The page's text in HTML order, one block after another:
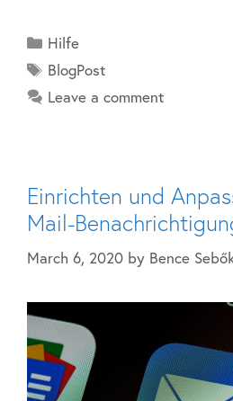
Hilfe
BlogPost
Leave a comment
Einrichten und
Mail-
March 6, 2020 by Bence